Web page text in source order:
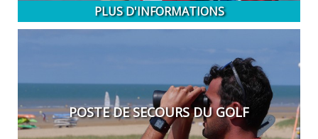
PLUS D'INFORMATIONS
POSTE DE SECOURS DU GOLF